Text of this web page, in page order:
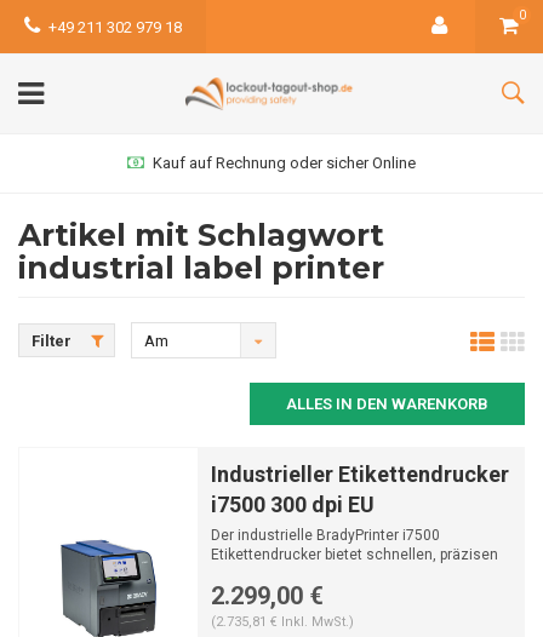
+49 211 302 979 18
0
Kauf auf Rechnung oder sicher Online
Artikel mit Schlagwort
industrial label printer
Filter
Am
ALLES IN DEN WARENKORB
Industrieller Etikettendrucker
i7500 300 dpi EU
Der industrielle BradyPrinter i7500
Etikettendrucker bietet schnellen, präzisen
2.299,00 €
(2.735,81 € Inkl. MwSt.)